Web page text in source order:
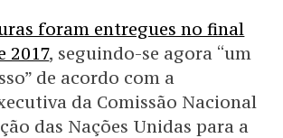
foram entregues no final
2017, seguindo-se agora “um
de acordo com a
da Comissão Nacional
das Nações Unidas para a